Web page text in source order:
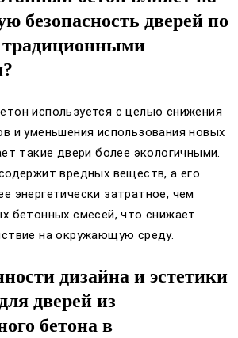
безопасность дверей по
традиционными
используется с целью снижения
и уменьшения использования новых
такие двери более экологичными.
вредных веществ, а его
энергетически затратное, чем
бетонных смесей, что снижает
на окружающую среду.
дизайна и эстетики
дверей из
бетона в